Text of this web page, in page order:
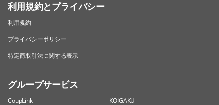
利用規約とプライバシー
利用規約
プライバシーポリシー
特定商取引法に関する表示
グループサービス
CoupLink
KOIGAKU